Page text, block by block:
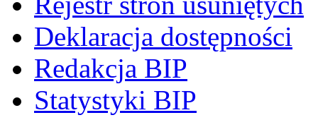
Deklaracja dostępności
Redakcja BIP
Statystyki BIP